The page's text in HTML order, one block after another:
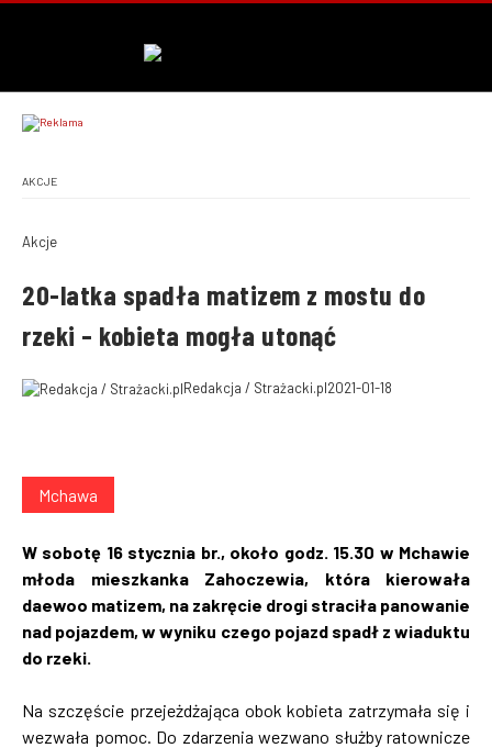
AKCJE
Akcje
20-latka spadła matizem z mostu do
rzeki – kobieta mogła utonąć
Redakcja / Strażacki.pl2021-01-18
Mchawa
W sobotę 16 stycznia br., około godz. 15.30 w Mchawie
młoda mieszkanka Zahoczewia, która kierowała
daewoo matizem, na zakręcie drogi straciła panowanie
nad pojazdem, w wyniku czego pojazd spadł z wiaduktu
do rzeki.
Na szczęście przejeżdżająca obok kobieta zatrzymała się i
wezwała pomoc. Do zdarzenia wezwano służby ratownicze